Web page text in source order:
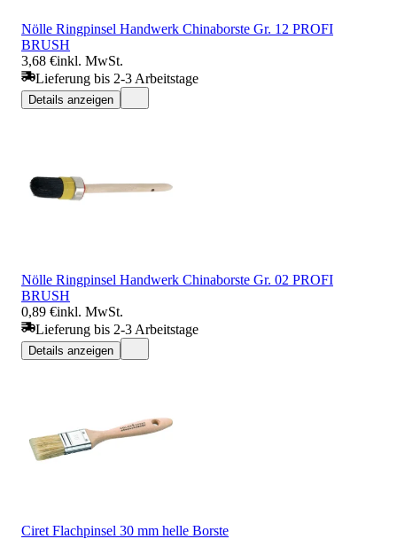
Nölle Ringpinsel Handwerk Chinaborste Gr. 12 PROFI
BRUSH
3,68 €inkl. MwSt.
Lieferung bis 2-3 Arbeitstage
Details anzeigen
Nölle Ringpinsel Handwerk Chinaborste Gr. 02 PROFI
BRUSH
0,89 €inkl. MwSt.
Lieferung bis 2-3 Arbeitstage
Details anzeigen
Ciret Flachpinsel 30 mm helle Borste